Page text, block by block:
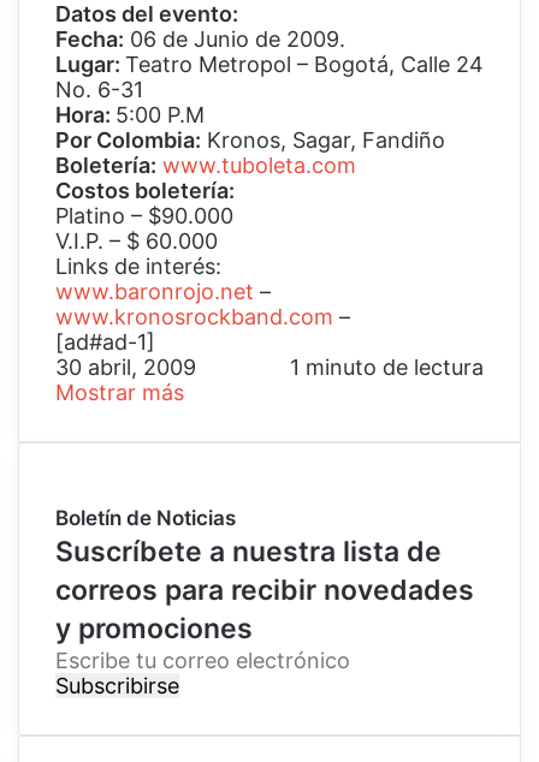
Datos del evento:
Fecha: 06 de Junio de 2009.
Lugar: Teatro Metropol – Bogotá, Calle 24
No. 6-31
Hora: 5:00 P.M
Por Colombia: Kronos, Sagar, Fandiño
Boletería: www.tuboleta.com
Costos boletería:
Platino – $90.000
V.I.P. – $ 60.000
Links de interés:
www.baronrojo.net –
www.kronosrockband.com –
[ad#ad-1]
30 abril, 2009
1 minuto de lectura
Mostrar más
Boletín de Noticias
Suscríbete a nuestra lista de
correos para recibir novedades
y promociones
E
s
r